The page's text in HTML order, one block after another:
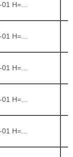
H=...
H=...
H=...
H=...
H=...